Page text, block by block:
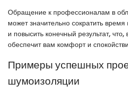
Обращение к профессионалам в
может значительно сократить
и повысить конечный результат,
обеспечит вам комфорт и
Примеры успешных
шумоизоляции